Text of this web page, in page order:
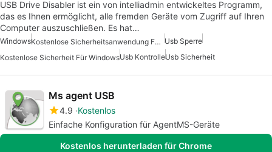
USB Drive Disabler ist ein von intelliadmin entwickeltes Programm,
das es Ihnen ermöglicht, alle fremden Geräte vom Zugriff auf Ihren
Computer auszuschließen. Es hat…
Windows Kostenlose Sicherheitsanwendung Für Windows Usb Sperre
Kostenlose Sicherheit Für WindowsUsb KontrolleUsb Sicherheit
Ms agent USB
4.9 Kostenlos
Einfache Konfiguration für AgentMS-Geräte
Kostenlos herunterladen für Chrome